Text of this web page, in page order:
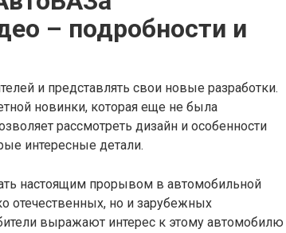
– подробности и
и представлять свои новые разработки.
новинки, которая еще не была
рассмотреть дизайн и особенности
интересные детали.
настоящим прорывом в автомобильной
отечественных, но и зарубежных
выражают интерес к этому автомобилю